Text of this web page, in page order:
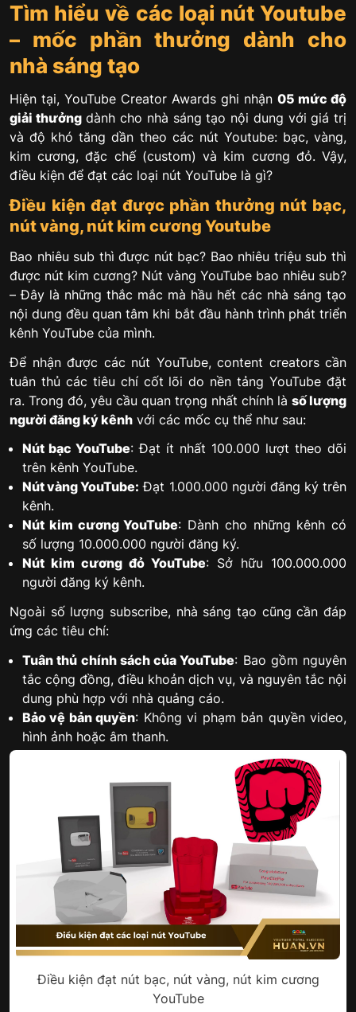
Tìm hiểu về các loại nút Youtube
– mốc phần thưởng dành cho
nhà sáng tạo
Hiện tại, YouTube Creator Awards ghi nhận 05 mức độ
giải thưởngdành cho nhà sáng tạo nội dung với giá trị
và độ khó tăng dần theo các nút Youtube: bạc, vàng,
kim cương, đặc chế (custom) và kim cương đỏ. Vậy,
điều kiện để đạt các loại nút YouTube là gì?
Điều kiện đạt được phần thưởng nút bạc,
nút vàng, nút kim cương Youtube
Bao nhiêu sub thì được nút bạc? Bao nhiêu triệu sub thì
được nút kim cương? Nút vàng YouTube bao nhiêu sub?
– Đây là những thắc mắc mà hầu hết các nhà sáng tạo
nội dung đều quan tâm khi bắt đầu hành trình phát triển
kênh YouTube của mình.
Để nhận được các nút YouTube, content creators cần
tuân thủ các tiêu chí cốt lõi do nền tảng YouTube đặt
ra. Trong đó, yêu cầu quan trọng nhất chính là số lượng
người đăng ký kênh với các mốc cụ thể như sau:
Nút bạc YouTube: Đạt ít nhất 100.000 lượt theo dõi
trên kênh YouTube.
Nút vàng YouTube: Đạt 1.000.000 người đăng ký trên
kênh.
Nút kim cương YouTube: Dành cho những kênh có
số lượng 10.000.000 người đăng ký.
Nút kim cương đỏ YouTube: Sở hữu 100.000.000
người đăng ký kênh.
Ngoài số lượng subscribe, nhà sáng tạo cũng cần đáp
ứng các tiêu chí:
Tuân thủ chính sách của YouTube: Bao gồm nguyên
tắc cộng đồng, điều khoản dịch vụ, và nguyên tắc nội
dung phù hợp với nhà quảng cáo.
Bảo vệ bản quyền: Không vi phạm bản quyền video,
hình ảnh hoặc âm thanh.
Điều kiện đạt nút bạc, nút vàng, nút kim cương
YouTube